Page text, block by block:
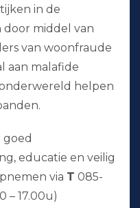
in de
middel van
van woonfraude
aan malafide
helpen
goed
educatie en veilig
via T 085-
– 17.00u)